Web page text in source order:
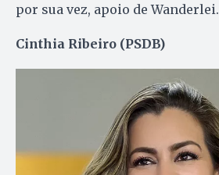
por sua vez, apoio de Wanderlei.
Cinthia Ribeiro (PSDB)